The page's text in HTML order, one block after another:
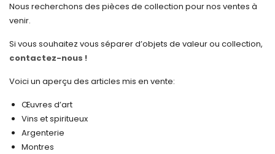
février 2025
décembre 2024
novembre 2024
octobre 2024
septembre 2024
août 2024
Nous recherchons des pièces de collection pour nos ventes à
venir.
Si vous souhaitez vous séparer d’objets de valeur ou collection,
contactez-nous !
Voici un aperçu des articles mis en vente:
Œuvres d’art
Vins et spiritueux
Argenterie
Montres